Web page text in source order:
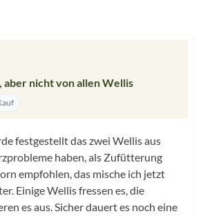
aber nicht von allen Wellis
festgestellt das zwei Wellis aus
haben, als Zufütterung
empfohlen, das mische ich jetzt
Einige Wellis fressen es, die
es aus. Sicher dauert es noch eine